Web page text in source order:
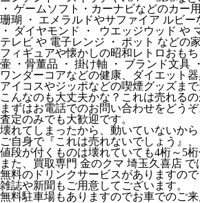
・ ゲームソフト・カーナビなどのカー
珊瑚 ・ エメラルドやサファイア ルビー
・ ダイヤモンド ・ ウエッジウッド や
テレビ や 電子レンジ ・ ポット などの
フィギュアや懐かしの昭和レトロおも
壷 ・骨董品 ・ 掛け軸 ・ ブランド文具
ワンダーコアなどの健康、ダイエット
アイコスやジッポなどの喫煙グッズま
こんなのも大丈夫かな？これは売れるの
まずはお電話でのお問い合わせをどうぞ
査定のみでも大歓迎です。
壊れてしまったから、動いていないから
ご自身で『これは売れないでしょう』
値段が付くものは壊れていても4桁～5
また、買取専門 金のクマ 埼玉久喜店
無料のドリンクサービスがありますの
雑誌や新聞もご用意してございます。
無料駐車場もありますのでお車でのご